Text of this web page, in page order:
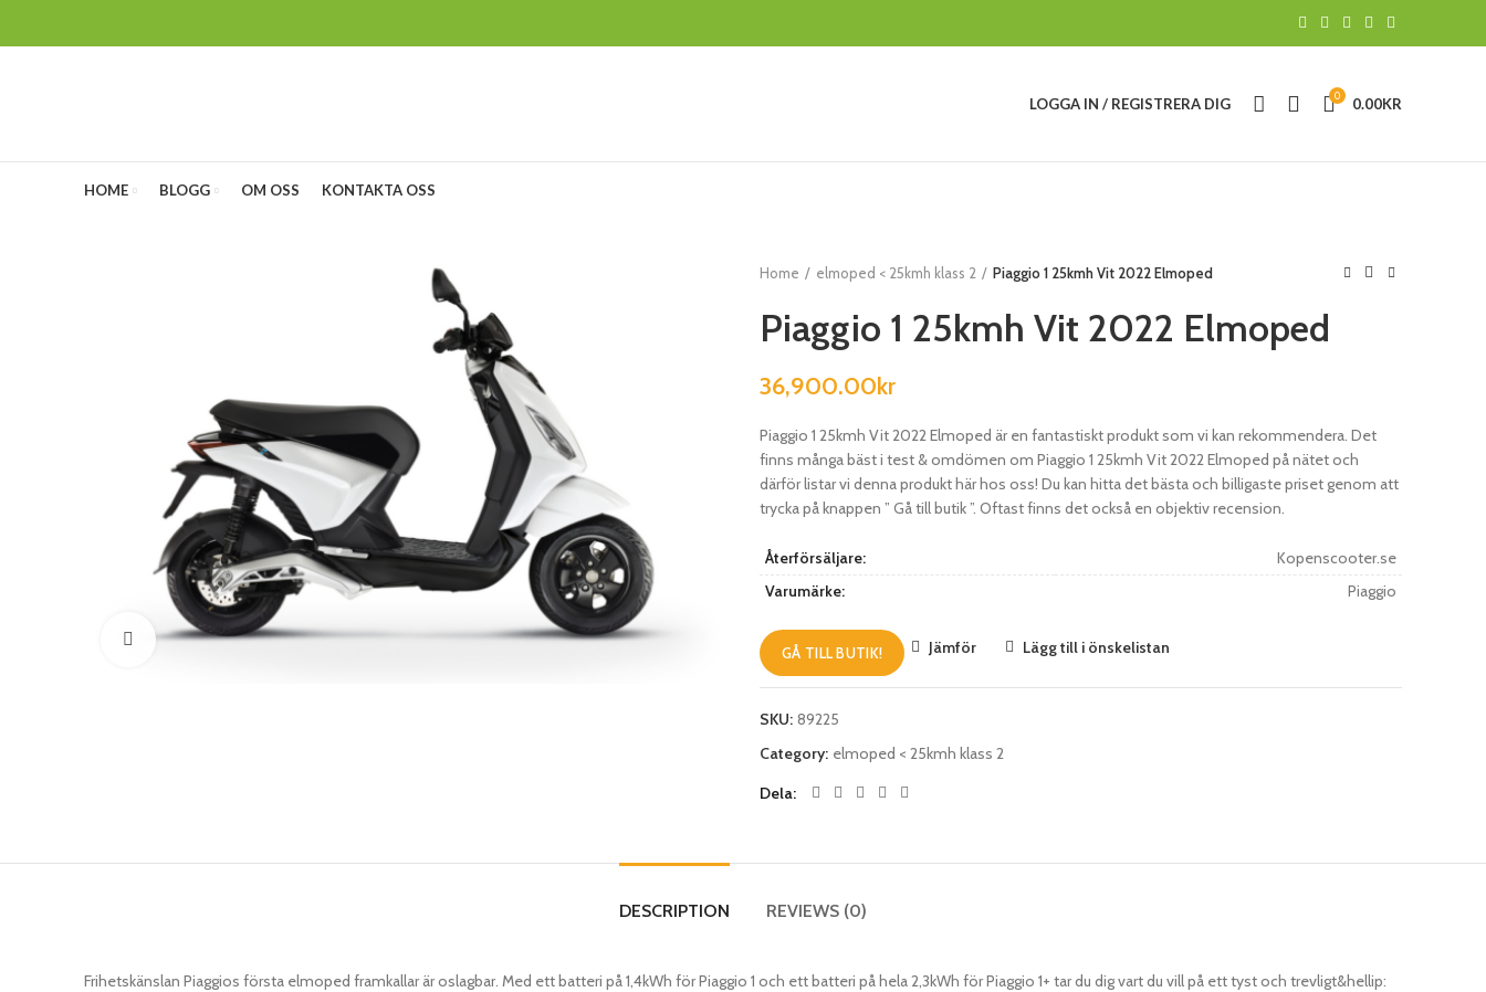
LOGGA IN / REGISTRERA DIG 0 0.00KR
HOME BLOGG OM OSS KONTAKTA OSS
Klicka för att förstora
Home elmoped < 25kmh klass 2 Piaggio 1 25kmh Vit 2022 Elmoped
Piaggio 1 25kmh Vit 2022 Elmoped
36,900.00kr
Piaggio 1 25kmh Vit 2022 Elmoped är en fantastiskt produkt som vi kan rekommendera. Det
finns många bäst i test & omdömen om Piaggio 1 25kmh Vit 2022 Elmoped på nätet och
därför listar vi denna produkt här hos oss! Du kan hitta det bästa och billigaste priset genom att
trycka på knappen ” Gå till butik ”. Oftast finns det också en objektiv recension.
Återförsäljare:
Kopenscooter.se
Varumärke:
Piaggio
GÅ TILL BUTIK! Jämför Lägg till i önskelistan
SKU: 89225
Category: elmoped < 25kmh klass 2
Dela
DESCRIPTION REVIEWS (0)
Frihetskänslan Piaggios första elmoped framkallar är oslagbar. Med ett batteri på 1,4kWh för Piaggio 1 och ett batteri på hela 2,3kWh för Piaggio 1+ tar du dig vart du vill på ett tyst och trevligt&hellip: